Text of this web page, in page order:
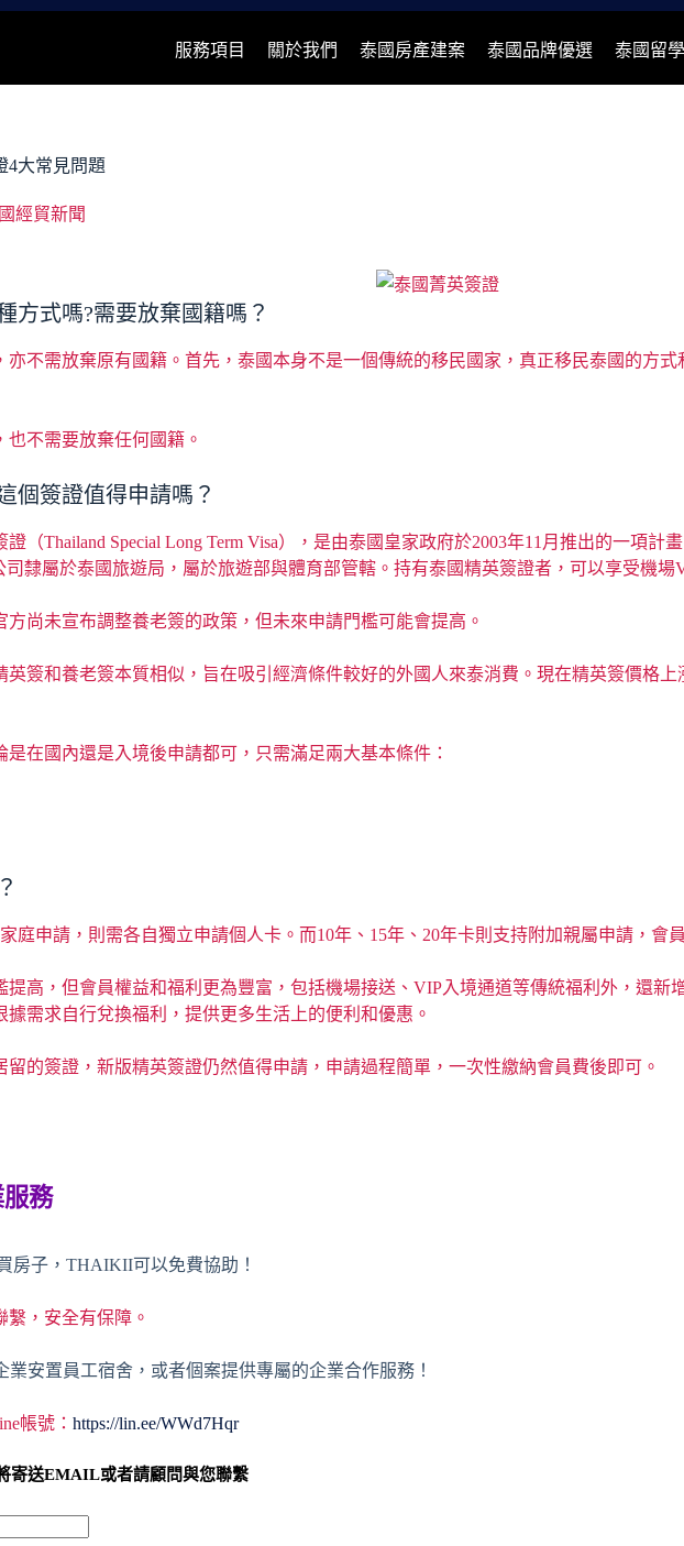
服務項目 關於我們 泰國房產建案 泰國品牌優選 泰國留
4大常見問題
經貿新聞
方式嗎?需要放棄國籍嗎？
不需放棄原有國籍。首先，泰國本身不是一個傳統的移民國家，真正移民泰國的方
不需要放棄任何國籍。
個簽證值得申請嗎？
（Thailand Special Long Term Visa），是由泰國皇家政府於2003年11月推出的一項
司隸屬於泰國旅遊局，屬於旅遊部與體育部管轄。持有泰國精英簽證者，可以享受機
尚未宣布調整養老簽的政策，但未來申請門檻可能會提高。
簽和養老簽本質相似，旨在吸引經濟條件較好的外國人來泰消費。現在精英簽價格
在國內還是入境後申請都可，只需滿足兩大基本條件：
庭申請，則需各自獨立申請個人卡。而10年、15年、20年卡則支持附加親屬申請，會
高，但會員權益和福利更為豐富，包括機場接送、VIP入境通道等傳統福利外，還
需求自行兌換福利，提供更多生活上的便利和優惠。
的簽證，新版精英簽證仍然值得申請，申請過程簡單，一次性繳納會員費後即可。
務
房子，THAIKII可以免費協助！
，安全有保障。
安置員工宿舍，或者個案提供專屬的企業合作服務！
帳號： https://lin.ee/WWd7Hqr
寄送EMAIL或者請顧問與您聯繫